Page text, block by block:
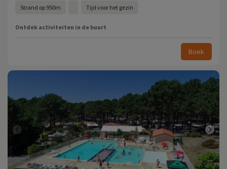
Strand op 950m Tijd voor het gezin
Ontdek activiteiten in de buurt
Boek